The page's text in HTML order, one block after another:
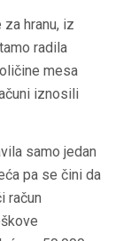
hranu, iz
radila
mesa
iznosili
samo jedan
pa se čini da
račun